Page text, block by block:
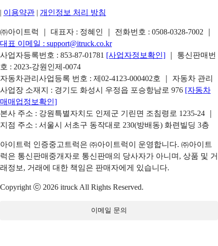
| 이용약관 | 개인정보 처리 방침
㈜아이트럭 ｜ 대표자 : 정혜인 ｜ 전화번호 : 0508-0328-7002
대표 이메일 : support@itruck.co.kr
사업자등록번호 : 853-87-01781 [사업자정보확인]
｜ 통신판매번
호 : 2023-강원인제-0074
자동차관리사업등록 번호 : 제02-4123-000402호 ｜ 자동차 관리
사업장 소재지 : 경기도 화성시 우정읍 포승항남로 976 [자동차
매매업정보확인]
본사 주소 : 강원특별자치도 인제군 기린면 조침령로 1235-24 ｜
지점 주소 : 서울시 서초구 동작대로 230(방배동) 화련빌딩 3층
아이트럭 인증중고트럭은 ㈜아이트럭이 운영합니다. ㈜아이트
럭은 통신판매중개자로 통신판매의 당사자가 아니며, 상품 및 거
래정보, 거래에 대한 책임은 판매자에게 있습니다.
Copyright ⓒ 2026 itruck All Rights Reserved.
이메일 문의